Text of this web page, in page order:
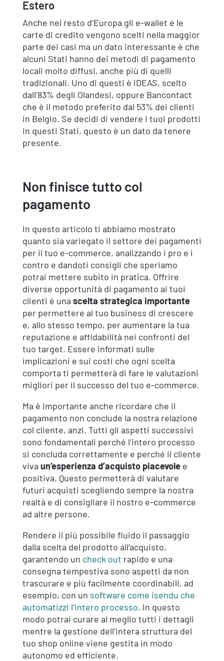
Estero
Anche nel resto d’Europa gli e-wallet e le
carte di credito vengono scelti nella maggior
parte dei casi ma un dato interessante è che
alcuni Stati hanno dei metodi di pagamento
locali molto diffusi, anche più di quelli
tradizionali. Uno di questi è iDEAS, scelto
dall’83% degli Olandesi, oppure Bancontact
che è il metodo preferito dal 53% dei clienti
in Belgio. Se decidi di vendere i tuoi prodotti
in questi Stati, questo è un dato da tenere
presente.
Non finisce tutto col
pagamento
In questo articolo ti abbiamo mostrato
quanto sia variegato il settore dei pagamenti
per il tuo e-commerce, analizzando i pro e i
contro e dandoti consigli che speriamo
potrai mettere subito in pratica. Offrire
diverse opportunità di pagamento ai tuoi
clienti è una scelta strategica importante
per permettere al tuo business di crescere
e, allo stesso tempo, per aumentare la tua
reputazione e affidabilità nei confronti del
tuo target. Essere informati sulle
implicazioni e sui costi che ogni scelta
comporta ti permetterà di fare le valutazioni
migliori per il successo del tuo e-commerce.
Ma è importante anche ricordare che il
pagamento non conclude la nostra relazione
col cliente, anzi. Tutti gli aspetti successivi
sono fondamentali perché l’intero processo
si concluda correttamente e perché il cliente
viva un’esperienza d’acquisto piacevolee
positiva. Questo permetterà di valutare
futuri acquisti scegliendo sempre la nostra
realtà e di consigliare il nostro e-commerce
ad altre persone.
Rendere il più possibile fluido il passaggio
dalla scelta del prodotto all’acquisto,
garantendo un check out rapido e una
consegna tempestiva sono aspetti da non
trascurare e più facilmente coordinabili, ad
esempio, con un software come isendu che
automatizzi l’intero processo. In questo
modo potrai curare al meglio tutti i dettagli
mentre la gestione dell’intera struttura del
tuo shop online viene gestita in modo
autonomo ed efficiente.